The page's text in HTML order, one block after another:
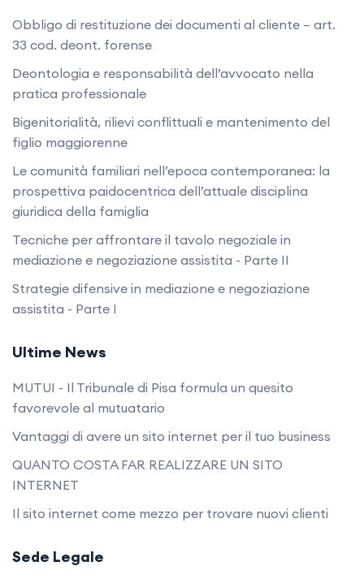
Obbligo di restituzione dei documenti al cliente – art.
33 cod. deont. forense
Deontologia e responsabilità dell’avvocato nella
pratica professionale
Bigenitorialità, rilievi conflittuali e mantenimento del
figlio maggiorenne
Le comunità familiari nell’epoca contemporanea: la
prospettiva paidocentrica dell’attuale disciplina
giuridica della famiglia
Tecniche per affrontare il tavolo negoziale in
mediazione e negoziazione assistita - Parte II
Strategie difensive in mediazione e negoziazione
assistita - Parte I
Ultime News
MUTUI - Il Tribunale di Pisa formula un quesito
favorevole al mutuatario
Vantaggi di avere un sito internet per il tuo business
QUANTO COSTA FAR REALIZZARE UN SITO
INTERNET
Il sito internet come mezzo per trovare nuovi clienti
Sede Legale